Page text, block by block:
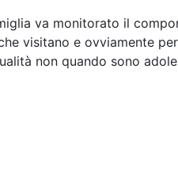
va monitorato il
visitano e ovviamente
non quando sono